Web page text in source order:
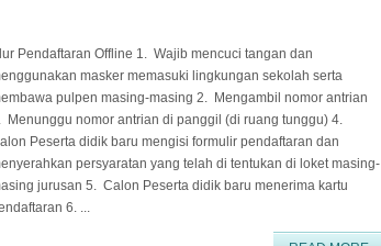
Pendaftaran Offline 1. Wajib mencuci tangan dan
masker memasuki lingkungan sekolah serta
pulpen masing-masing 2. Mengambil nomor antrian
Menunggu nomor antrian di panggil (di ruang tunggu) 4.
Peserta didik baru mengisi formulir pendaftaran dan
persyaratan yang telah di tentukan di loket masing-
jurusan 5. Calon Peserta didik baru menerima kartu
6. ...